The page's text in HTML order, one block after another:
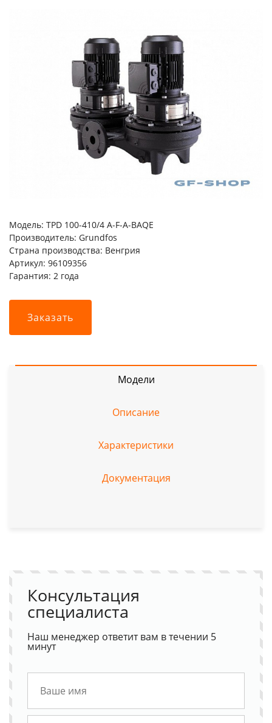
Модель: TPD 100-410/4 A-F-A-BAQE
Производитель: Grundfos
Страна производства: Венгрия
Артикул: 96109356
Гарантия: 2 года
Заказать
Модели
Описание
Характеристики
Документация
Консультация
специалиста
Наш менеджер ответит вам в течении 5
минут